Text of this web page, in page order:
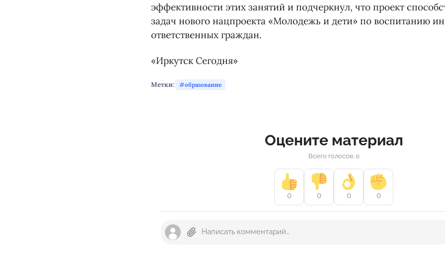
эффективности этих занятий и подчеркнул, что проект
задач нового нацпроекта «Молодежь и дети» по воспитанию
ответственных граждан.
«Иркутск Сегодня»
Метки: образование
Оцените материал
Всего голосов: 0
0 0 0 0